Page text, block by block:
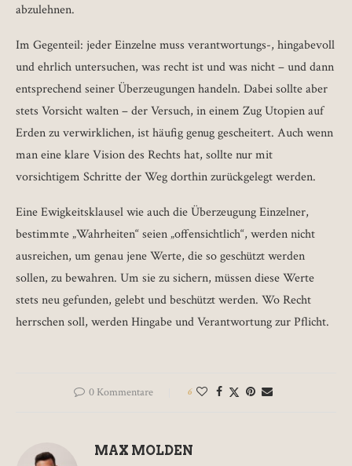
abzulehnen.
Im Gegenteil: jeder Einzelne muss verantwortungs-, hingabevoll
und ehrlich untersuchen, was recht ist und was nicht – und dann
entsprechend seiner Überzeugungen handeln. Dabei sollte aber
stets Vorsicht walten – der Versuch, in einem Zug Utopien auf
Erden zu verwirklichen, ist häufig genug gescheitert. Auch wenn
man eine klare Vision des Rechts hat, sollte nur mit
vorsichtigem Schritte der Weg dorthin zurückgelegt werden.
Eine Ewigkeitsklausel wie auch die Überzeugung Einzelner,
bestimmte „Wahrheiten“ seien „offensichtlich“, werden nicht
ausreichen, um genau jene Werte, die so geschützt werden
sollen, zu bewahren. Um sie zu sichern, müssen diese Werte
stets neu gefunden, gelebt und beschützt werden. Wo Recht
herrschen soll, werden Hingabe und Verantwortung zur Pflicht.
0 Kommentare 6
MAX MOLDEN